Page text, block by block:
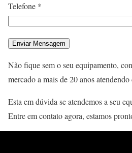
Telefone *
Não fique sem o seu equipamento,
mercado a mais de 20 anos
Esta em dúvida se atendemos a seu
Entre em contato agora, estamos